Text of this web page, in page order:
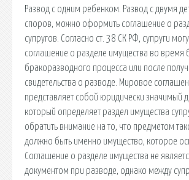
Развод с одним ребенком. Развод с двумя
споров, можно оформить соглашение о
супругов. Согласно ст. 38 СК РФ, супруги
соглашение о разделе имущества во время
бракоразводного процесса или после
свидетельства о разводе. Мировое
представляет собой юридически значимый
который определяет раздел имущества
обратить внимание на то, что предметом
должно быть именно имущество, которое
Соглашение о разделе имущества не
документом при разводе, однако между